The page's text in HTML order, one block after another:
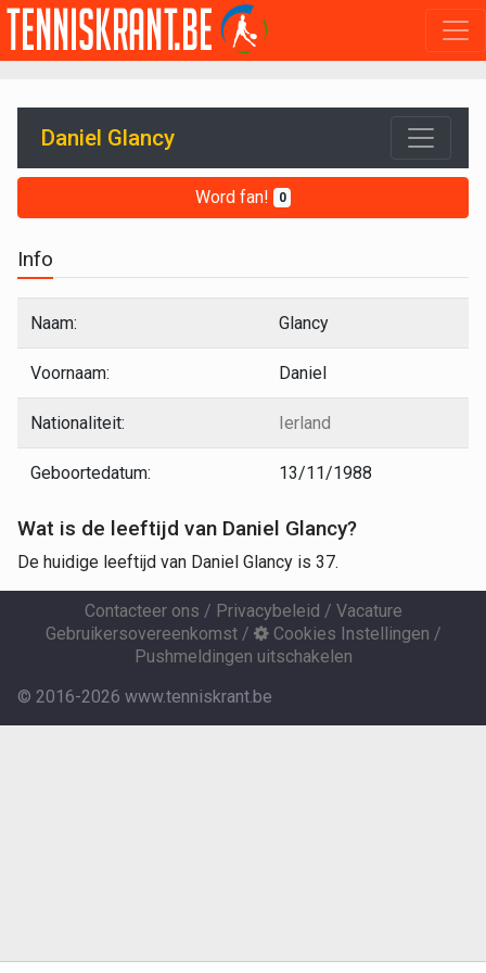
Daniel Glancy
Word fan! 0
Info
Naam: Glancy
Voornaam: Daniel
Nationaliteit: Ierland
Geboortedatum: 13/11/1988
Wat is de leeftijd van Daniel Glancy?
De huidige leeftijd van Daniel Glancy is 37.
Contacteer ons / Privacybeleid / Vacature
Gebruikersovereenkomst/ Cookies Instellingen /
Pushmeldingen uitschakelen
© 2016-2026 www.tenniskrant.be